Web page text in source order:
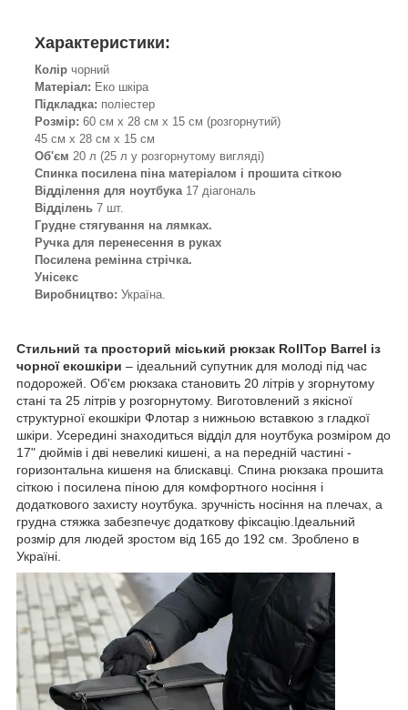
Характеристики:
Колір чорний
Матеріал: Еко шкіра
Підкладка: поліестер
Розмір: 60 см х 28 см х 15 см (розгорнутий)
45 см х 28 см х 15 см
Об'єм 20 л (25 л у розгорнутому вигляді)
Спинка посилена піна матеріалом і прошита сіткою
Відділення для ноутбука 17 діагональ
Відділень 7 шт.
Грудне стягування на лямках.
Ручка для перенесення в руках
Посилена ремінна стрічка.
Унісекс
Виробництво: Україна.
Стильний та просторий міський рюкзак RollTop Barrel із
чорної екошкіри – ідеальний супутник для молоді під час
подорожей. Об'єм рюкзака становить 20 літрів у згорнутому
стані та 25 літрів у розгорнутому. Виготовлений з якісної
структурної екошкіри Флотар з нижньою вставкою з гладкої
шкіри. Усередині знаходиться відділ для ноутбука розміром до
17" дюймів і дві невеликі кишені, а на передній частині -
горизонтальна кишеня на блискавці. Спина рюкзака прошита
сіткою і посилена піною для комфортного носіння і
додаткового захисту ноутбука. зручність носіння на плечах, а
грудна стяжка забезпечує додаткову фіксацію.Ідеальний
розмір для людей зростом від 165 до 192 см. Зроблено в
Україні.